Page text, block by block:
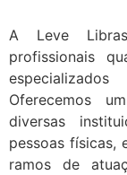
A Leve
profissionais
Oferecemos
diversas
pessoas físicas,
ramos de